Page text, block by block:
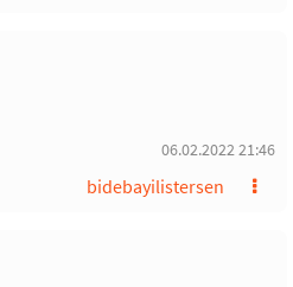
06.02.2022 21:46
bidebayilistersen